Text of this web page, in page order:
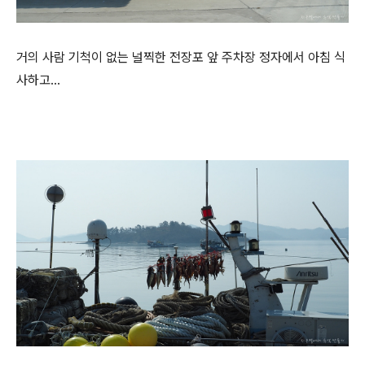
거의 사람 기척이 없는 널찍한 전장포 앞 주차장 정자에서 아침 식
사하고...